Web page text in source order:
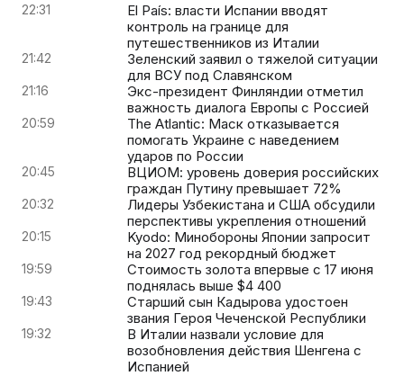
22:31
El País: власти Испании вводят
контроль на границе для
путешественников из Италии
21:42
Зеленский заявил о тяжелой ситуации
для ВСУ под Славянском
21:16
Экс-президент Финляндии отметил
важность диалога Европы с Россией
20:59
The Atlantic: Маск отказывается
помогать Украине с наведением
ударов по России
20:45
ВЦИОМ: уровень доверия российских
граждан Путину превышает 72%
20:32
Лидеры Узбекистана и США обсудили
перспективы укрепления отношений
20:15
Kyodo: Минобороны Японии запросит
на 2027 год рекордный бюджет
19:59
Стоимость золота впервые с 17 июня
поднялась выше $4 400
19:43
Старший сын Кадырова удостоен
звания Героя Чеченской Республики
19:32
В Италии назвали условие для
возобновления действия Шенгена с
Испанией